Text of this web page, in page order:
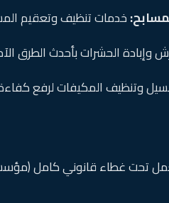
خدمات تنظيف وتعقيم
وإبادة الحشرات بأحدث الطرق
وتنظيف المكيفات لرفع كفاءة
تحت غطاء قانوني كامل